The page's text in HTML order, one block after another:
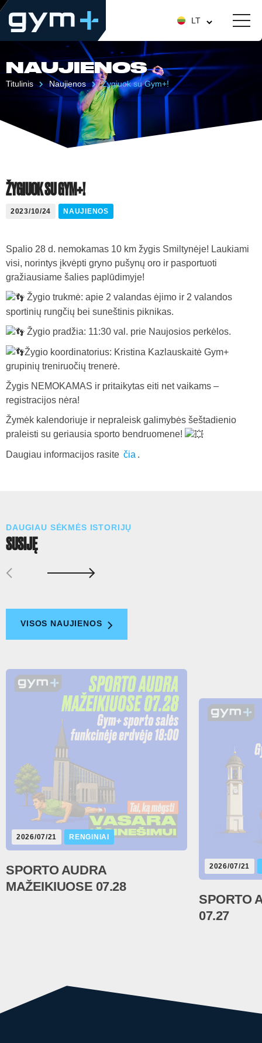
LT
NAUJIENOS
Titulinis Naujienos Žygiuok su Gym+!
ŽYGIUOK SU GYM+!
2023/10/24 NAUJIENOS
Spalio 28 d. nemokamas 10 km žygis Smiltynėje! Laukiami
visi, norintys įkvėpti gryno pušynų oro ir pasportuoti
gražiausiame šalies paplūdimyje!
Žygio trukmė: apie 2 valandas ėjimo ir 2 valandos
sportinių rungčių bei suneštinis piknikas.
Žygio pradžia: 11:30 val. prie Naujosios perkėlos.
Žygio koordinatorius: Kristina Kazlauskaitė Gym+
grupinių treniruočių trenerė.
Žygis NEMOKAMAS ir pritaikytas eiti net vaikams –
registracijos nėra!
Žymėk kalendoriuje ir nepraleisk galimybės šeštadienio
praleisti su geriausia sporto bendruomene!
Daugiau informacijos rasite čia .
DAUGIAU SĖKMĖS ISTORIJŲ
SUSIJĘ
VISOS NAUJIENOS
2026/07/21 RENGINIAI
SPORTO AUDRA
MAŽEIKIUOSE 07.28
2026/07/21
SPORTO
07.27